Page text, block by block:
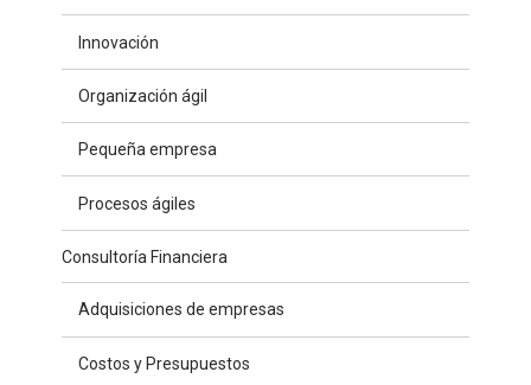
Innovación
Organización ágil
Pequeña empresa
Procesos ágiles
Consultoría Financiera
Adquisiciones de empresas
Costos y Presupuestos